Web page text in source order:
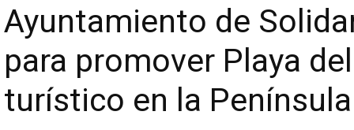
Ayuntamiento de
para promover Playa
turístico en la